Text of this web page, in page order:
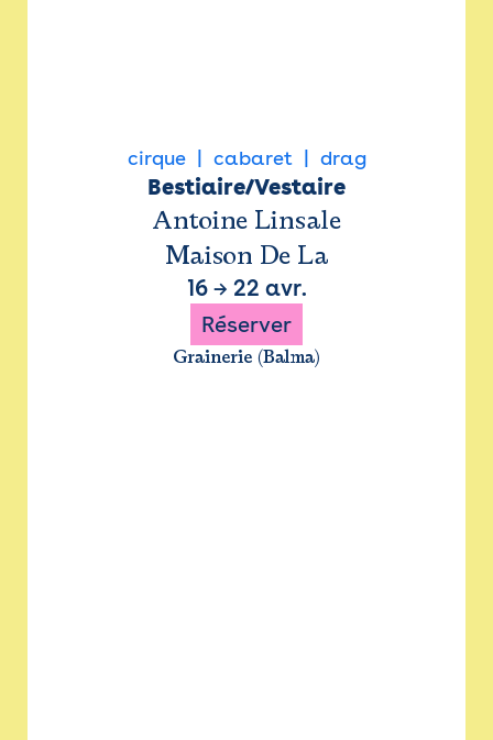
cirque cabaret drag
Bestiaire/Vestaire
Antoine Linsale
Maison De La
16→ 22 avr.
Réserver
Grainerie (Balma)